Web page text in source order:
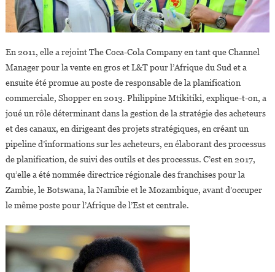
En 2011, elle a rejoint The Coca-Cola Company en tant que Channel
Manager pour la vente en gros et L&T pour l’Afrique du Sud et a
ensuite été promue au poste de responsable de la planification
commerciale, Shopper en 2013. Philippine Mtikitiki, explique-t-on, a
joué un rôle déterminant dans la gestion de la stratégie des acheteurs
et des canaux, en dirigeant des projets stratégiques, en créant un
pipeline d’informations sur les acheteurs, en élaborant des processus
de planification, de suivi des outils et des processus. C’est en 2017,
qu’elle a été nommée directrice régionale des franchises pour la
Zambie, le Botswana, la Namibie et le Mozambique, avant d’occuper
le même poste pour l’Afrique de l’Est et centrale.